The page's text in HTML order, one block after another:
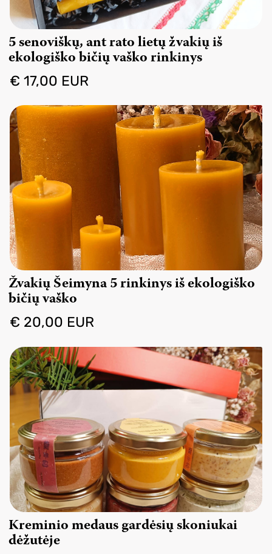
5 senoviškų, ant rato lietų žvakių iš
ekologiško bičių vaško rinkinys
€ 17,00 EUR
Žvakių Šeimyna 5 rinkinys iš ekologiško
bičių vaško
€ 20,00 EUR
Kreminio medaus gardėsių skoniukai
dėžutėje